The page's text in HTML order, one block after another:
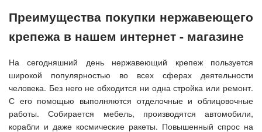
Преимущества покупки нержавеющего
крепежа в нашем интернет - магазине
На сегодняшний день нержавеющий крепеж пользуется
широкой популярностью во всех сферах деятельности
человека. Без него не обходится ни одна стройка или ремонт.
С его помощью выполняются отделочные и облицовочные
работы. Собирается мебель, производятся автомобили,
корабли и даже космические ракеты. Повышенный спрос на